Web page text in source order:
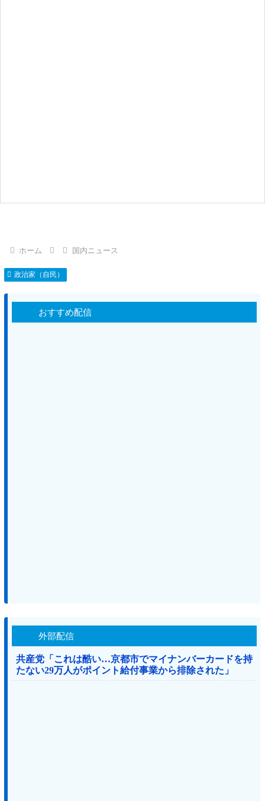
ホーム 国内ニュース
政治家（自民）
おすすめ配信
外部配信
共産党「これは酷い…京都市でマイナンバーカードを持
たない29万人がポイント給付事業から排除された」